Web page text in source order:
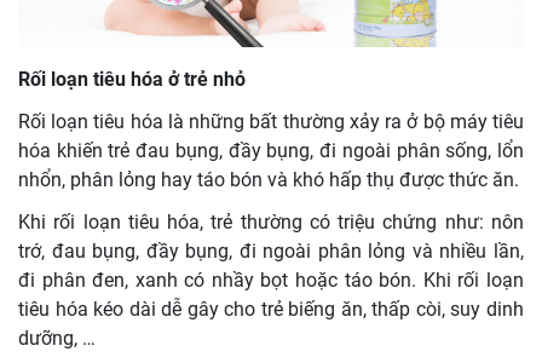
Rối loạn tiêu hóa ở trẻ nhỏ
Rối loạn tiêu hóa là những bất thường xảy ra ở bộ máy tiêu
hóa khiến trẻ đau bụng, đầy bụng, đi ngoài phân sống, lổn
nhổn, phân lỏng hay táo bón và khó hấp thụ được thức ăn.
Khi rối loạn tiêu hóa, trẻ thường có triệu chứng như: nôn
trớ, đau bụng, đầy bụng, đi ngoài phân lỏng và nhiều lần,
đi phân đen, xanh có nhầy bọt hoặc táo bón. Khi rối loạn
tiêu hóa kéo dài dễ gây cho trẻ biếng ăn, thấp còi, suy dinh
dưỡng, …